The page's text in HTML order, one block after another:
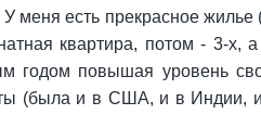
меня есть прекрасное жилье
квартира, потом - 3-х, а
годом повышая уровень
(была и в США, и в Индии,